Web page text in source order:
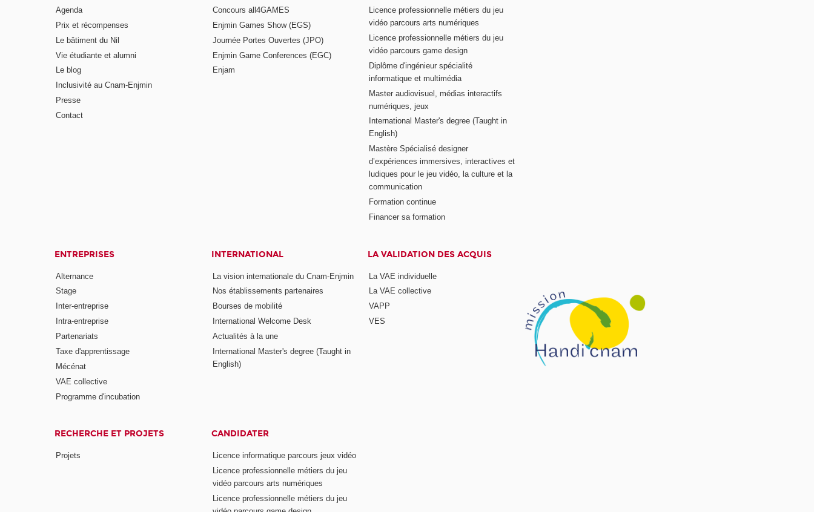
Agenda
Prix et récompenses
Le bâtiment du Nil
Vie étudiante et alumni
Le blog
Inclusivité au Cnam-Enjmin
Presse
Contact
Concours all4GAMES
Enjmin Games Show (EGS)
Journée Portes Ouvertes (JPO)
Enjmin Game Conferences (EGC)
Enjam
Licence professionnelle métiers du jeu
vidéo parcours arts numériques
Licence professionnelle métiers du jeu
vidéo parcours game design
Diplôme d'ingénieur spécialité
informatique et multimédia
Master audiovisuel, médias interactifs
numériques, jeux
International Master's degree (Taught in
English)
Mastère Spécialisé designer
d’expériences immersives, interactives et
ludiques pour le jeu vidéo, la culture et la
communication
Formation continue
Financer sa formation
ENTREPRISES
Alternance
Stage
Inter-entreprise
Intra-entreprise
Partenariats
Taxe d'apprentissage
Mécénat
VAE collective
Programme d'incubation
INTERNATIONAL
La vision internationale du Cnam-Enjmin
Nos établissements partenaires
Bourses de mobilité
International Welcome Desk
Actualités à la une
International Master's degree (Taught in
English)
LA VALIDATION DES ACQUIS
La VAE individuelle
La VAE collective
VAPP
VES
RECHERCHE ET PROJETS
Projets
CANDIDATER
Licence informatique parcours jeux vidéo
Licence professionnelle métiers du jeu
vidéo parcours arts numériques
Licence professionnelle métiers du jeu